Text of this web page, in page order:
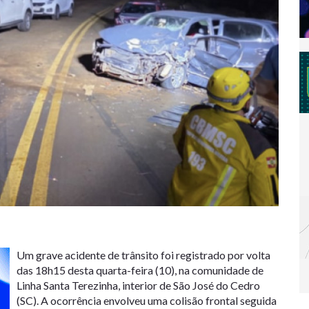
Um grave acidente de trânsito foi registrado por volta
das 18h15 desta quarta-feira (10), na comunidade de
Linha Santa Terezinha, interior de São José do Cedro
(SC). A ocorrência envolveu uma colisão frontal seguida